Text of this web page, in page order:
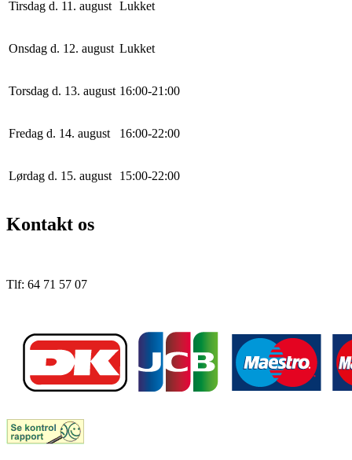
Tirsdag d. 11. august Lukket
Onsdag d. 12. august Lukket
Torsdag d. 13. august 16:00-21 :00
Fredag d. 14. august 16:00-22:00
Lørdag d. 15. august 15:00-22:00
Kontakt os
Tlf: 64 71 57 07